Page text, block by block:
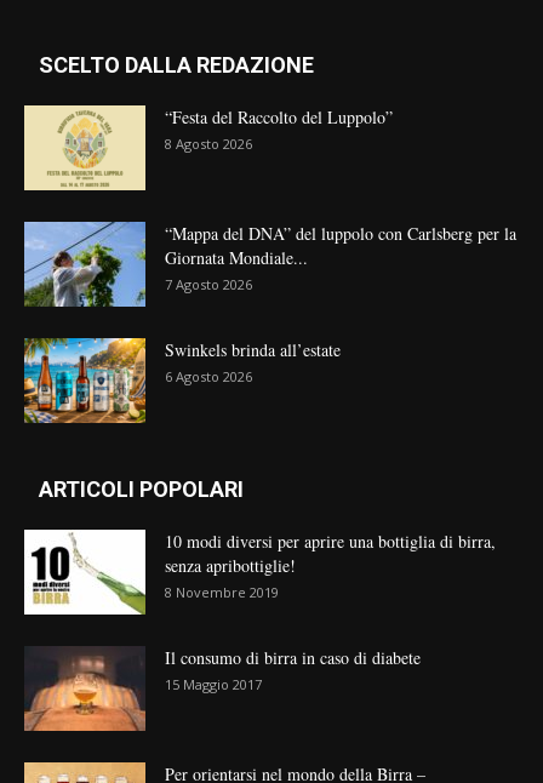
SCELTO DALLA REDAZIONE
“Festa del Raccolto del Luppolo”
8 Agosto 2026
“Mappa del DNA” del luppolo con Carlsberg per la
Giornata Mondiale...
7 Agosto 2026
Swinkels brinda all’estate
6 Agosto 2026
ARTICOLI POPOLARI
10 modi diversi per aprire una bottiglia di birra,
senza apribottiglie!
8 Novembre 2019
Il consumo di birra in caso di diabete
15 Maggio 2017
Per orientarsi nel mondo della Birra –